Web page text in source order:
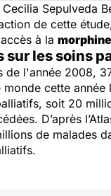
Sepulveda
de cette
à la morphine
sur les soins
de l'année 2008,
cette année
soit 20
D’après
de malades